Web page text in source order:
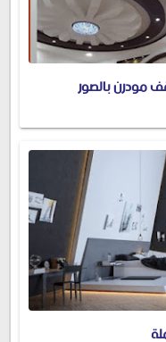
مودرن بالصور